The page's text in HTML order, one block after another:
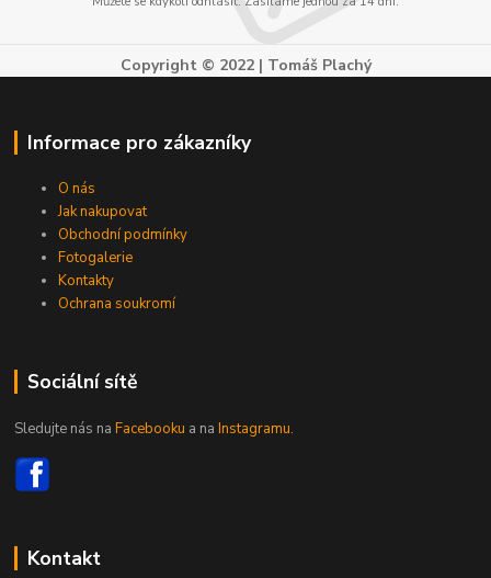
Copyright © 2022 | Tomáš Plachý
Informace pro zákazníky
O nás
Jak nakupovat
Obchodní podmínky
Fotogalerie
Kontakty
Ochrana soukromí
Sociální sítě
Sledujte nás naFacebooku a naInstagramu.
Kontakt